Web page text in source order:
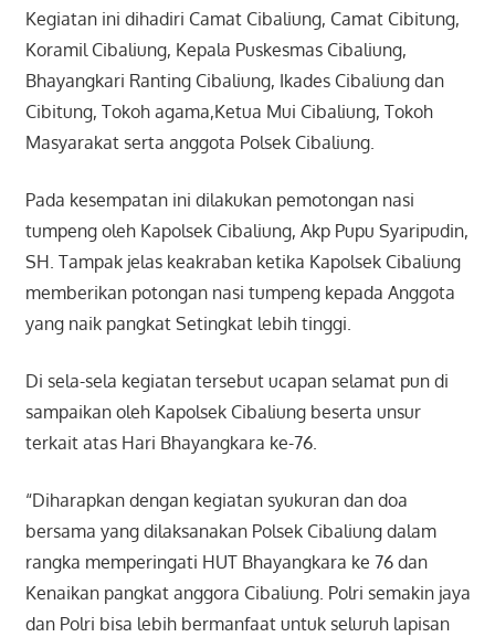
Kegiatan ini dihadiri Camat Cibaliung, Camat Cibitung,
Koramil Cibaliung, Kepala Puskesmas Cibaliung,
Bhayangkari Ranting Cibaliung, Ikades Cibaliung dan
Cibitung, Tokoh agama,Ketua Mui Cibaliung, Tokoh
Masyarakat serta anggota Polsek Cibaliung.
Pada kesempatan ini dilakukan pemotongan nasi
tumpeng oleh Kapolsek Cibaliung, Akp Pupu Syaripudin,
SH. Tampak jelas keakraban ketika Kapolsek Cibaliung
memberikan potongan nasi tumpeng kepada Anggota
yang naik pangkat Setingkat lebih tinggi.
Di sela-sela kegiatan tersebut ucapan selamat pun di
sampaikan oleh Kapolsek Cibaliung beserta unsur
terkait atas Hari Bhayangkara ke-76.
“Diharapkan dengan kegiatan syukuran dan doa
bersama yang dilaksanakan Polsek Cibaliung dalam
rangka memperingati HUT Bhayangkara ke 76 dan
Kenaikan pangkat anggora Cibaliung. Polri semakin jaya
dan Polri bisa lebih bermanfaat untuk seluruh lapisan